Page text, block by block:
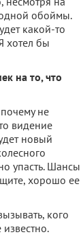
обоймы.
какой-то
хотел бы
на то, что
не
видение
новый
упасть. Шансы
хорошо ее
кого